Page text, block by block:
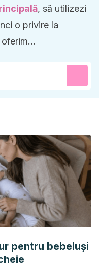
, să utilizezi
o privire la
pentru bebeluși